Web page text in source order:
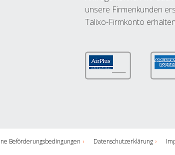
unsere Firmenkunden
Talixo-Firmkonto
Beförderungsbedingungen Datenschutzerklärung